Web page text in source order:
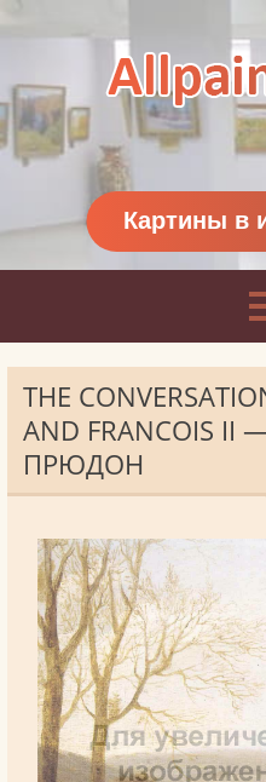
Картины классиков
и современников
Картины в
THE
AND FRANCOIS
ПРЮДОН